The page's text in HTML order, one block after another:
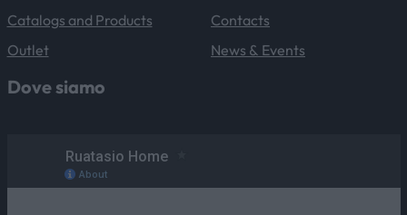
Catalogs and Products
Outlet
Contacts
News & Events
Dove siamo